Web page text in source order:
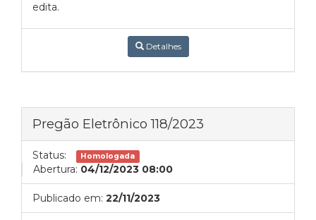
edita.
Detalhes
Pregão Eletrônico 118/2023
Status: Homologada
Abertura: 04/12/2023 08:00
Publicado em: 22/11/2023